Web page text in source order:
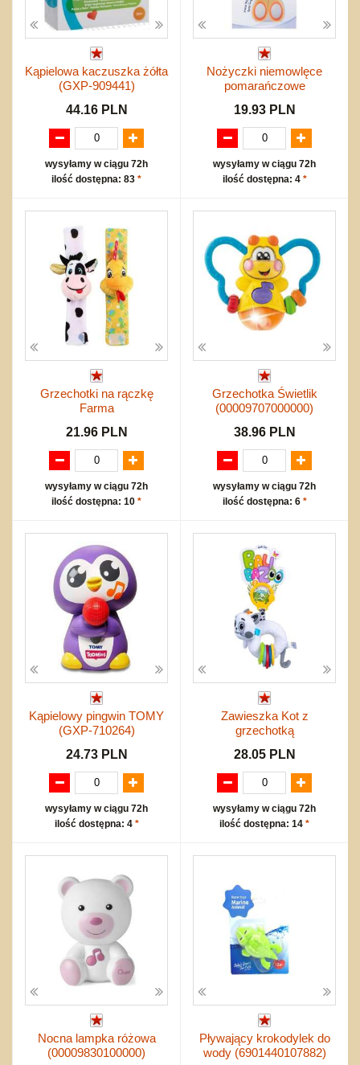
Kąpielowa kaczuszka żółta
(GXP-909441)
44.16 PLN
wysyłamy w ciągu 72h
ilość dostępna: 83 *
Nożyczki niemowlęce
pomarańczowe
19.93 PLN
wysyłamy w ciągu 72h
ilość dostępna: 4 *
Grzechotki na rączkę
Farma
21.96 PLN
wysyłamy w ciągu 72h
ilość dostępna: 10 *
Grzechotka Świetlik
(00009707000000)
38.96 PLN
wysyłamy w ciągu 72h
ilość dostępna: 6 *
Kąpielowy pingwin TOMY
(GXP-710264)
24.73 PLN
wysyłamy w ciągu 72h
ilość dostępna: 4 *
Zawieszka Kot z
grzechotką
28.05 PLN
wysyłamy w ciągu 72h
ilość dostępna: 14 *
Nocna lampka różowa
(00009830100000)
Pływający krokodylek do
wody (6901440107882)